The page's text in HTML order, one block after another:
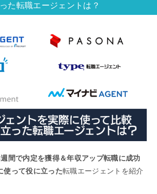
た転職エージェントは？
間で内定を獲得＆年収アップ転職に成功
使って役に立った転職エージェントを紹介